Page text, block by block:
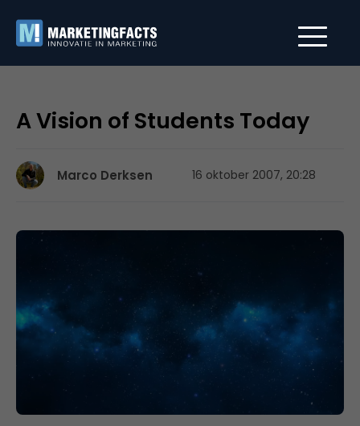
A Vision of Students Today
Marco Derksen 16 oktober 2007, 20:28